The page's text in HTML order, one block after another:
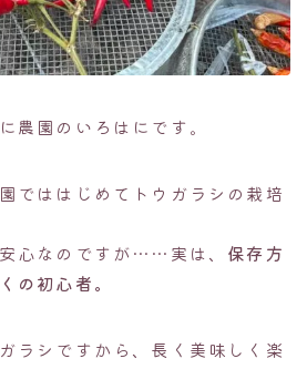
農園のいろはにです。
でははじめてトウガラシの栽培
心なのですが……実は、 保存方
の初心者。
ラシですから、長く美味しく楽